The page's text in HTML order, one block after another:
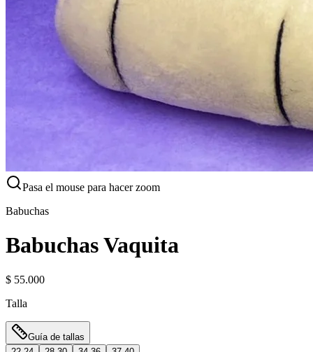
Pasa el mouse para hacer zoom
Babuchas
Babuchas Vaquita
$ 55.000
Talla
Guía de tallas